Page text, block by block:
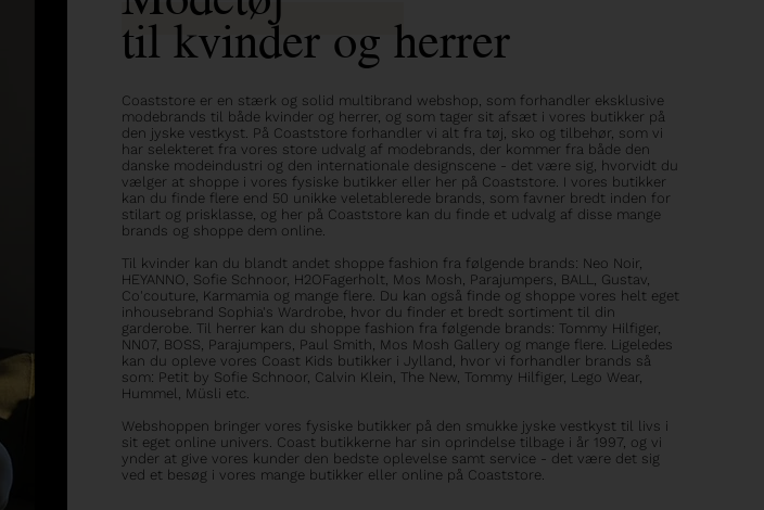
til kvinder og herrer
Coaststore er en stærk og solid multibrand webshop, som forhandler eksklusive
modebrands til både kvinder og herrer, og som tager sit afsæt i vores butikker på
den jyske vestkyst. På Coaststore forhandler vi alt fra tøj, sko og tilbehør, som vi
har selekteret fra vores store udvalg af modebrands, der kommer fra både den
danske modeindustri og den internationale designscene - det være sig, hvorvidt du
vælger at shoppe i vores fysiske butikker eller her på Coaststore. I vores butikker
kan du finde flere end 50 unikke veletablerede brands, som favner bredt inden for
stilart og prisklasse, og her på Coaststore kan du finde et udvalg af disse mange
brands og shoppe dem online.
Til kvinder kan du blandt andet shoppe fashion fra følgende brands: Neo Noir,
HEYANNO, Sofie Schnoor, H2OFagerholt, Mos Mosh, Parajumpers, BALL, Gustav,
Co'couture, Karmamia og mange flere. Du kan også finde og shoppe vores helt eget
inhousebrand Sophia's Wardrobe, hvor du finder et bredt sortiment til din
garderobe. Til herrer kan du shoppe fashion fra følgende brands: Tommy Hilfiger,
NN07, BOSS, Parajumpers, Paul Smith, Mos Mosh Gallery og mange flere. Ligeledes
kan du opleve vores Coast Kids butikker i Jylland, hvor vi forhandler brands så
som: Petit by Sofie Schnoor, Calvin Klein, The New, Tommy Hilfiger, Lego Wear,
Hummel, Müsli etc.
Webshoppen bringer vores fysiske butikker på den smukke jyske vestkyst til livs i
sit eget online univers. Coast butikkerne har sin oprindelse tilbage i år 1997, og vi
ynder at give vores kunder den bedste oplevelse samt service - det være det sig
ved et besøg i vores mange butikker eller online på Coaststore.